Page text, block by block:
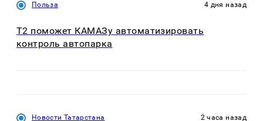
Польза 4 дня назад
T2 поможет КАМАЗу автоматизировать
контроль автопарка
Новости Татарстана 2 часа назад